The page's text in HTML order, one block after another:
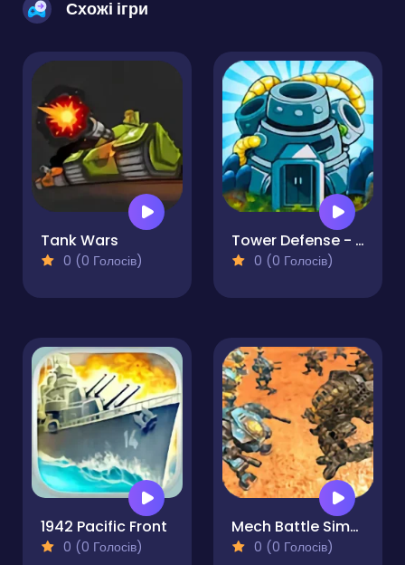
Схожі ігри
Tank Wars
0 (0 Голосів)
Tower Defense - The Last Realm
0 (0 Голосів)
1942 Pacific Front
0 (0 Голосів)
Mech Battle Simulator
0 (0 Голосів)